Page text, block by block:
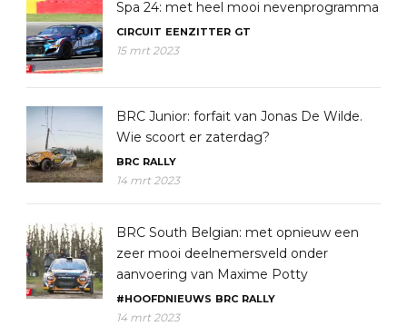
Spa 24: met heel mooi nevenprogramma
CIRCUIT EENZITTER GT
15 mrt 2023
BRC Junior: forfait van Jonas De Wilde.
Wie scoort er zaterdag?
BRC RALLY
14 mrt 2023
BRC South Belgian: met opnieuw een
zeer mooi deelnemersveld onder
aanvoering van Maxime Potty
#HOOFDNIEUWS BRC RALLY
14 mrt 2023